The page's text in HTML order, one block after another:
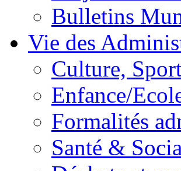
Bulletins
Vie des
Culture,
Enfance/
Formalités
Santé &